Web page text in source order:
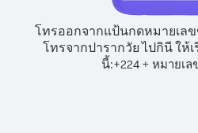
โทรออกจากแป้นกดหมายเลข
โทรจากปารากวัย ไปกินี ให้
นี้:+224+ หมายเล